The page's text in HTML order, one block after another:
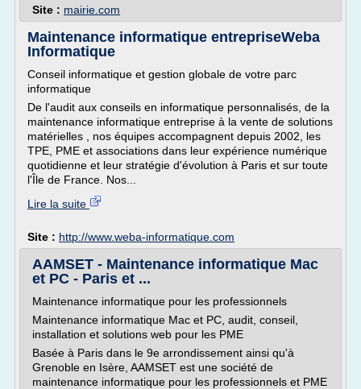
Site : mairie.com
Maintenance informatique entrepriseWeba
Informatique
Conseil informatique et gestion globale de votre parc
informatique
De l'audit aux conseils en informatique personnalisés, de la
maintenance informatique entreprise à la vente de solutions
matérielles , nos équipes accompagnent depuis 2002, les
TPE, PME et associations dans leur expérience numérique
quotidienne et leur stratégie d'évolution à Paris et sur toute
l'Île de France. Nos...
Lire la suite
Site : http://www.weba-informatique.com
AAMSET - Maintenance informatique Mac
et PC - Paris et ...
Maintenance informatique pour les professionnels
Maintenance informatique Mac et PC, audit, conseil,
installation et solutions web pour les PME
Basée à Paris dans le 9e arrondissement ainsi qu'à
Grenoble en Isère, AAMSET est une société de
maintenance informatique pour les professionnels et PME